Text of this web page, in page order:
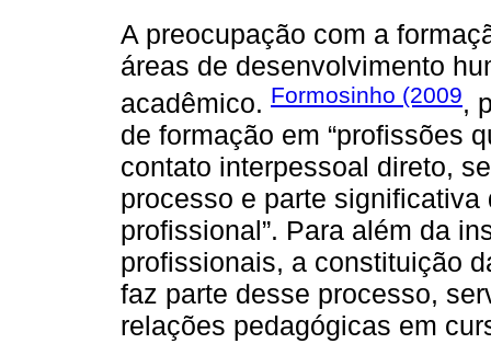
A preocupação com a
áreas de desenvolvimento
acadêmico. Formosinho (2009,
de formação em “profissões
contato interpessoal direto,
processo e parte
profissional”. Para além da
profissionais, a constituição
faz parte desse processo,
relações pedagógicas em